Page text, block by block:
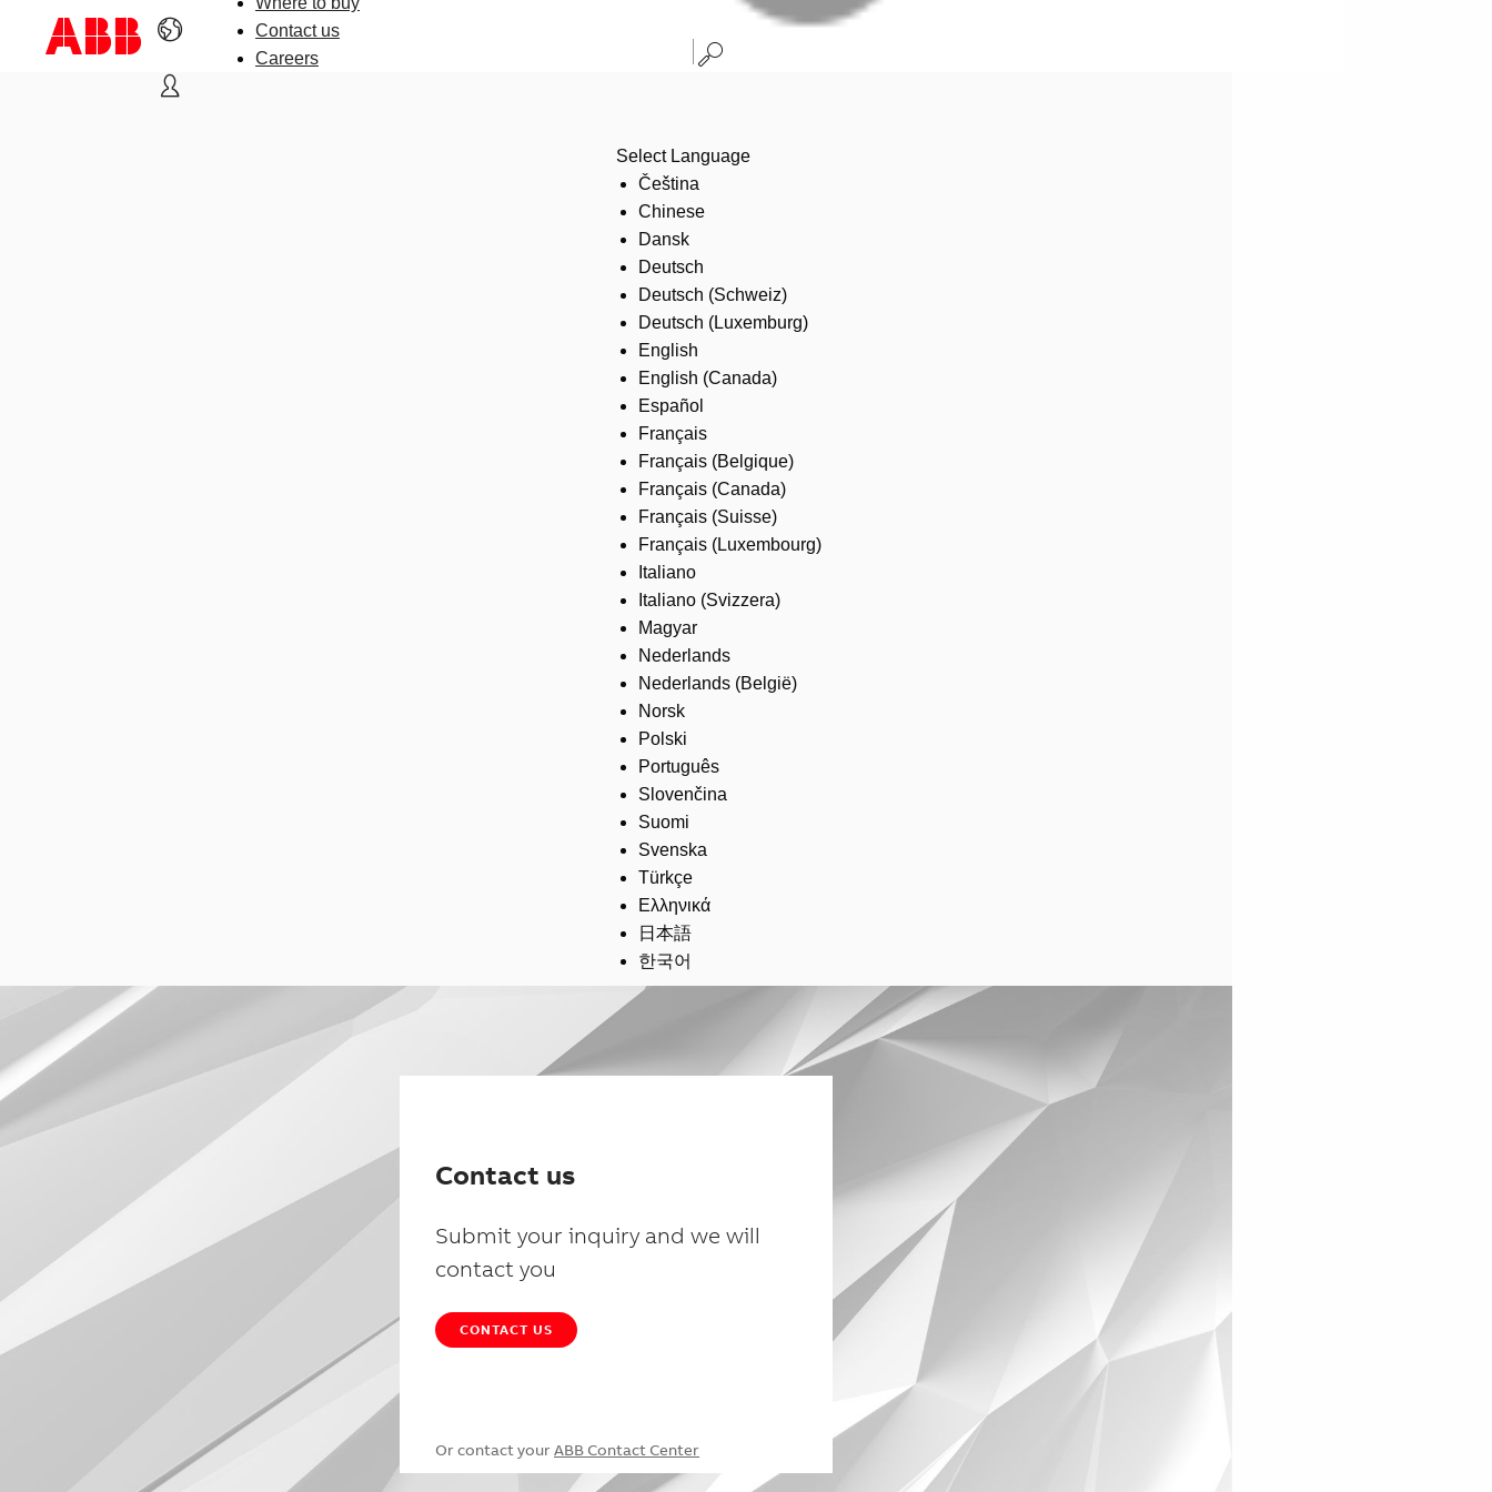
Contact us
Careers
Select Language
Čeština
Chinese
Dansk
Deutsch
Deutsch (Schweiz)
Deutsch (Luxemburg)
English
English (Canada)
Español
Français
Français (Belgique)
Français (Canada)
Français (Suisse)
Français (Luxembourg)
Italiano
Italiano (Svizzera)
Magyar
Nederlands
Nederlands (België)
Norsk
Polski
Português
Slovenčina
Suomi
Svenska
Türkçe
Ελληνικά
日本語
한국어
Contact us
Submit your inquiry and we will
contact you
CONTACT US
Or contact your ABB Contact Center